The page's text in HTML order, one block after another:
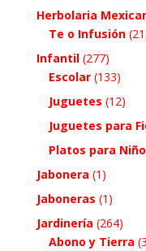
Herbolaria
Te o Infusión
Infantil (277)
Escolar (133)
Juguetes (12)
Juguetes para
Platos para
Jabonera (1)
Jaboneras (1)
Jardinería (264)
Abono y Tierra